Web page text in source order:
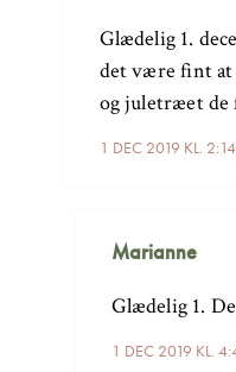
1 DEC 2019 KL.
Glædelig 1.
det være fint at
og juletræet de
Marianne
1 DEC 2019 KL.
Glædelig 1.